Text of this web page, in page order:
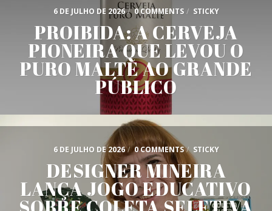
6 DE JULHO DE 2026 / 0 COMMENTS / STICKY
PROIBIDA: A CERVEJA
PIONEIRA QUE LEVOU O
PURO MALTE AO GRANDE
PÚBLICO
6 DE JULHO DE 2026 / 0 COMMENTS / STICKY
DESIGNER MINEIRA
LANÇA JOGO EDUCATIVO